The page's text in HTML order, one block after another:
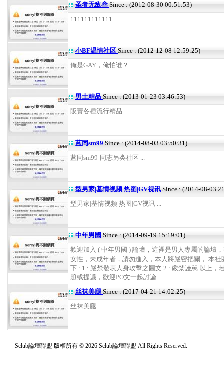
圣者无敌叁 Since : (2012-08-30 00:51:53)
111111111111 ...
小BF温情社区 Since : (2012-12-08 12:59:25)
俺是GAY，俺怕谁？ ...
男士精品 Since : (2013-01-23 03:46:53)
販賣各種流行精品 ...
蓝同sm99 Since : (2014-08-03 03:50:31)
蓝同sm99-同志另类社区 ...
型男家|基情视频|热图|GV视讯Since : (2014-08-03
型男家|基情视频|热图|GV视讯 ...
中年男國 Since : (2014-09-19 15:19:01)
歡迎加入 ( 中年男國 ) 論壇，這裡是男人專屬的論壇
女性，未成年者，請勿進入，本人將嚴密把關， 本社
下 : 1 : 嚴禁發表人身攻擊之圖文 2 : 嚴禁謾罵 以上，
題或提議，歡迎PO文一起討論 ...
丝袜美腿Since : (2017-04-21 14:02:25)
丝袜美腿 ...
Sclub論壇聯盟 版權所有 © 2026 Sclub論壇聯盟 All Rights Reserved.